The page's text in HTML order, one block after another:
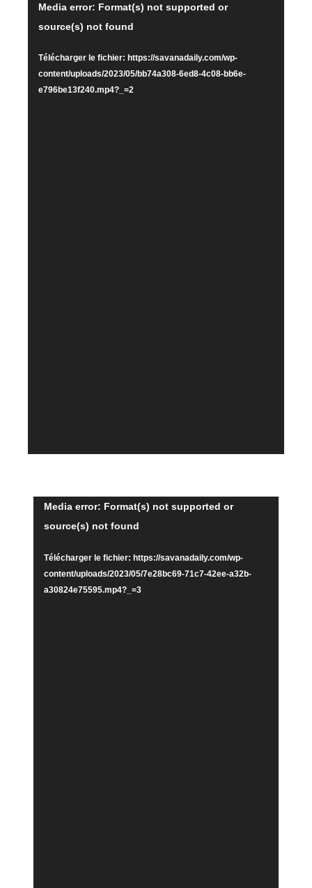
Lecteur
Media error: Format(s) not supported or
source(s) not found
Télécharger le fichier: https://savanadaily.com/wp-
content/uploads/2023/05/bb74a308-6ed8-4c08-bb6e-
e796be13f240.mp4?_=2
Lecteur
Media error: Format(s) not supported or
source(s) not found
Télécharger le fichier: https://savanadaily.com/wp-
content/uploads/2023/05/7e28bc69-71c7-42ee-a32b-
a30824e75595.mp4?_=3